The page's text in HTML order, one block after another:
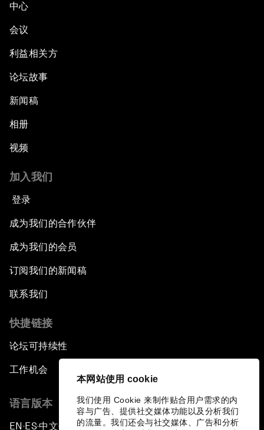
本网站使用 cookie
我们使用 Cookie 来制作贴合用户需求的内
容与广告、提供社交媒体功能以及分析我们
的流量。我们还会与社交媒体、广告和分析
中心
会议
利益相关方
论坛故事
新闻稿
相册
视频
加入我们
登录
成为我们的合作伙伴
成为我们的会员
订阅我们的新闻稿
联系我们
快捷链接
论坛可持续性
工作机会
语言版本
EN ▪ ES▪中文▪ 日本語